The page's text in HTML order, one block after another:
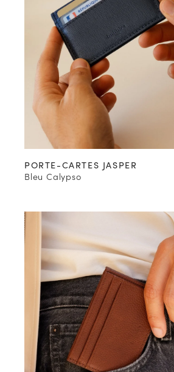
PORTE-CARTES JASPER
Bleu Calypso